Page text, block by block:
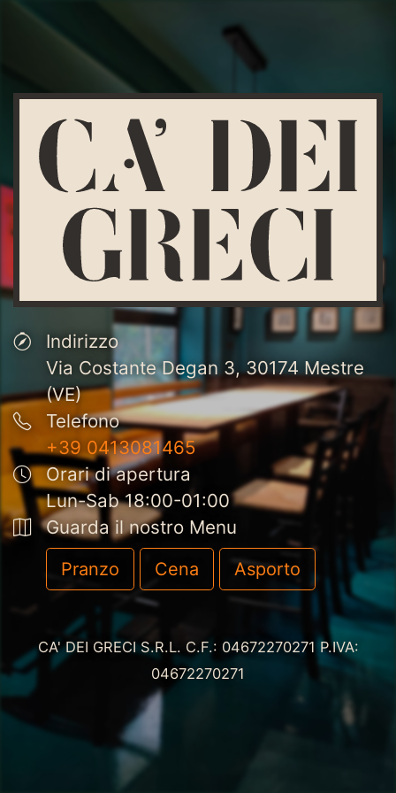
Indirizzo
Via Costante Degan 3, 30174 Mestre
(VE)
Telefono
+39 0413081465
Orari di apertura
Lun-Sab 18:00-01:00
Guarda il nostro Menu
Pranzo Cena Asporto
CA' DEI GRECI S.R.L. C.F.: 04672270271 P.IVA:
04672270271